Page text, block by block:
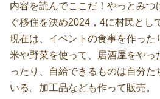
内容を読んでここだ！やっとみつ
ぐ移住を決め2024，4に村民とし
現在は、イベントの食事を作った
米や野菜を使って、居酒屋をやっ
ったり、自給できるものは自分た
いる。加工品なども作って販売。